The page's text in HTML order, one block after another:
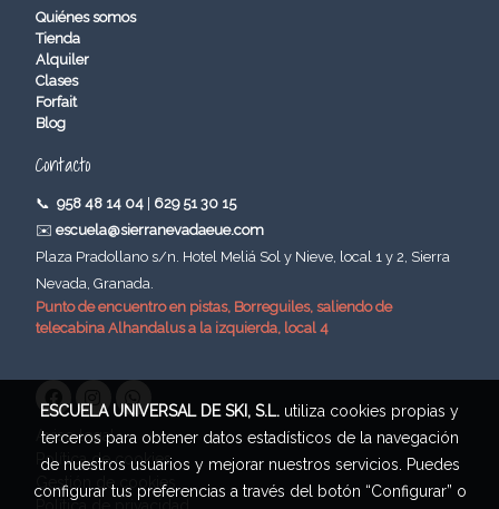
Quiénes somos
Tienda
Alquiler
Clases
Forfait
Blog
Contacto
📞 958 48 14 04
629 51 30 15
✉️ escuela@sierranevadaeue.com
Plaza Pradollano s/n. Hotel Meliá Sol y Nieve, local 1 y 2, Sierra
Nevada, Granada.
Punto de encuentro en pistas, Borreguiles, saliendo de
telecabina Alhandalus a la izquierda, local 4
Aviso legal
Política de cookies
Gestión de cookies
Política de privacidad
ESCUELA UNIVERSAL DE SKI, S.L. utiliza cookies propias y
terceros para obtener datos estadísticos de la navegación
de nuestros usuarios y mejorar nuestros servicios. Puedes
configurar tus preferencias a través del botón “Configurar” o